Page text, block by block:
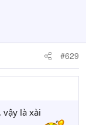
#629
là xài